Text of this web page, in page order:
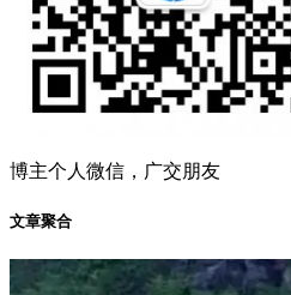
博主个人微信，广交朋友
文章聚合